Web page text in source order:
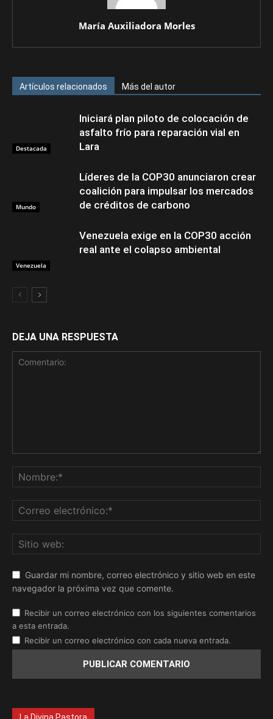
María Auxiliadora Morles
Artículos relacionados Más del autor
Destacada
Iniciará plan piloto de colocación de
asfalto frío para reparación vial en
Lara
Mundo
Líderes de la COP30 anunciaron crear
coalición para impulsar los mercados
de créditos de carbono
Venezuela
Venezuela exige en la COP30 acción
real ante el colapso ambiental
DEJA UNA RESPUESTA
Guardar mi nombre, correo electrónico y sitio web en este
navegador la próxima vez que comente.
Recibir un correo electrónico con los siguientes comentarios
a esta entrada.
Recibir un correo electrónico con cada nueva entrada.